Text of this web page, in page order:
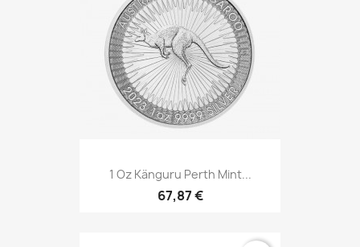
1 Oz Känguru Perth Mint...
67,87 €